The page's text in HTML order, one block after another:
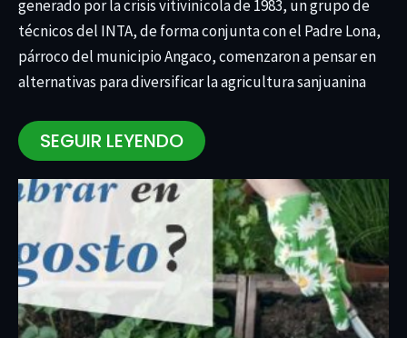
generado por la crisis vitivinícola de 1983, un grupo de
técnicos del INTA, de forma conjunta con el Padre Lona,
párroco del municipio Angaco, comenzaron a pensar en
alternativas para diversificar la agricultura sanjuanina
SEGUIR LEYENDO